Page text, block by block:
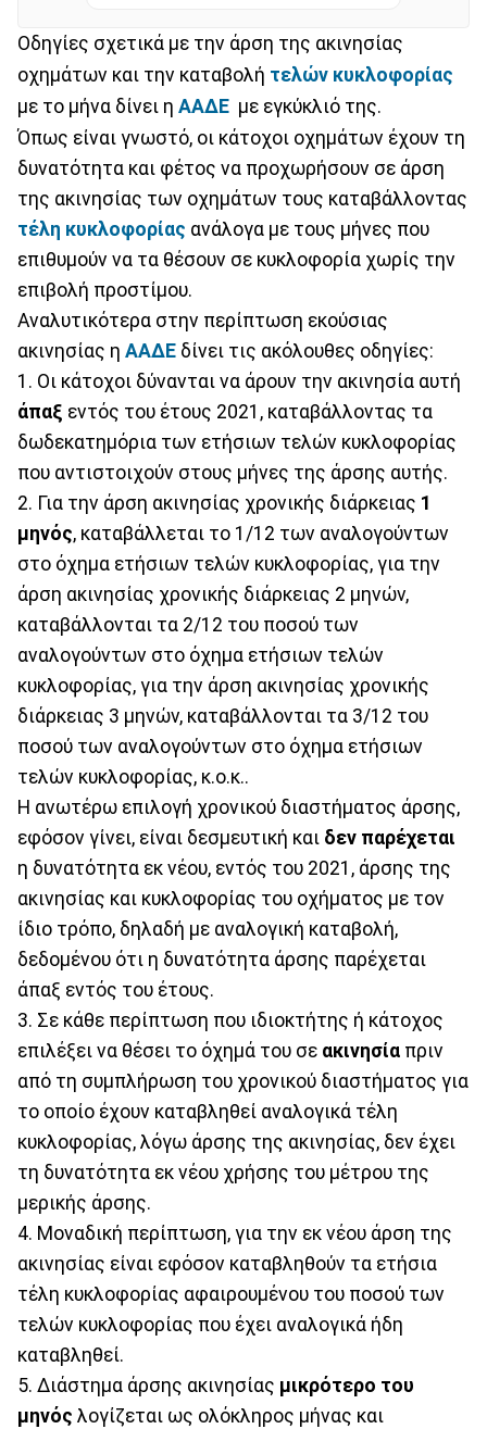
Οδηγίες σχετικά με την άρση της ακινησίας
οχημάτων και την καταβολή τελών κυκλοφορίας
με το μήνα δίνει η ΑΑΔΕ με εγκύκλιό της.
Όπως είναι γνωστό, οι κάτοχοι οχημάτων έχουν τη
δυνατότητα και φέτος να προχωρήσουν σε άρση
της ακινησίας των οχημάτων τους καταβάλλοντας
τέλη κυκλοφορίας ανάλογα με τους μήνες που
επιθυμούν να τα θέσουν σε κυκλοφορία χωρίς την
επιβολή προστίμου.
Αναλυτικότερα στην περίπτωση εκούσιας
ακινησίας η ΑΑΔΕ δίνει τις ακόλουθες οδηγίες:
1. Οι κάτοχοι δύνανται να άρουν την ακινησία αυτή
άπαξ εντός του έτους 2021, καταβάλλοντας τα
δωδεκατημόρια των ετήσιων τελών κυκλοφορίας
που αντιστοιχούν στους μήνες της άρσης αυτής.
2. Για την άρση ακινησίας χρονικής διάρκειας 1
μηνός, καταβάλλεται το 1/12 των αναλογούντων
στο όχημα ετήσιων τελών κυκλοφορίας, για την
άρση ακινησίας χρονικής διάρκειας 2 μηνών,
καταβάλλονται τα 2/12 του ποσού των
αναλογούντων στο όχημα ετήσιων τελών
κυκλοφορίας, για την άρση ακινησίας χρονικής
διάρκειας 3 μηνών, καταβάλλονται τα 3/12 του
ποσού των αναλογούντων στο όχημα ετήσιων
τελών κυκλοφορίας, κ.ο.κ..
Η ανωτέρω επιλογή χρονικού διαστήματος άρσης,
εφόσον γίνει, είναι δεσμευτική και δεν παρέχεται
η δυνατότητα εκ νέου, εντός του 2021, άρσης της
ακινησίας και κυκλοφορίας του οχήματος με τον
ίδιο τρόπο, δηλαδή με αναλογική καταβολή,
δεδομένου ότι η δυνατότητα άρσης παρέχεται
άπαξ εντός του έτους.
3. Σε κάθε περίπτωση που ιδιοκτήτης ή κάτοχος
επιλέξει να θέσει το όχημά του σε ακινησία πριν
από τη συμπλήρωση του χρονικού διαστήματος για
το οποίο έχουν καταβληθεί αναλογικά τέλη
κυκλοφορίας, λόγω άρσης της ακινησίας, δεν έχει
τη δυνατότητα εκ νέου χρήσης του μέτρου της
μερικής άρσης.
4. Μοναδική περίπτωση, για την εκ νέου άρση της
ακινησίας είναι εφόσον καταβληθούν τα ετήσια
τέλη κυκλοφορίας αφαιρουμένου του ποσού των
τελών κυκλοφορίας που έχει αναλογικά ήδη
καταβληθεί.
5. Διάστημα άρσης ακινησίας μικρότερο του
μηνός λογίζεται ως ολόκληρος μήνας και